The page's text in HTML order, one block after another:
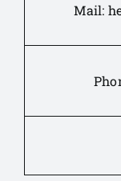
Mail: